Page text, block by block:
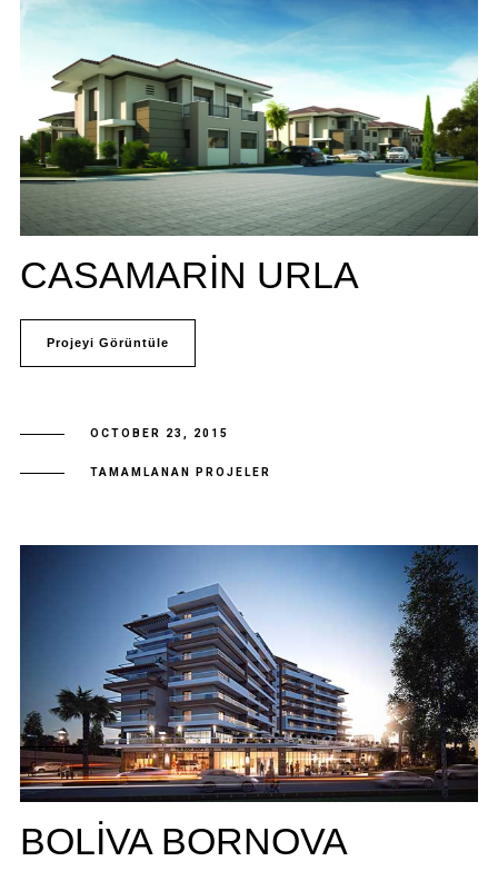
CASAMARIN URLA
Projeyi Görüntüle
OCTOBER 23, 2015
TAMAMLANAN PROJELER
BOLIVA BORNOVA